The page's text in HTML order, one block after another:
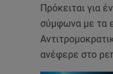
Πρόκειται για
σύμφωνα με τα
ανέφερε στο